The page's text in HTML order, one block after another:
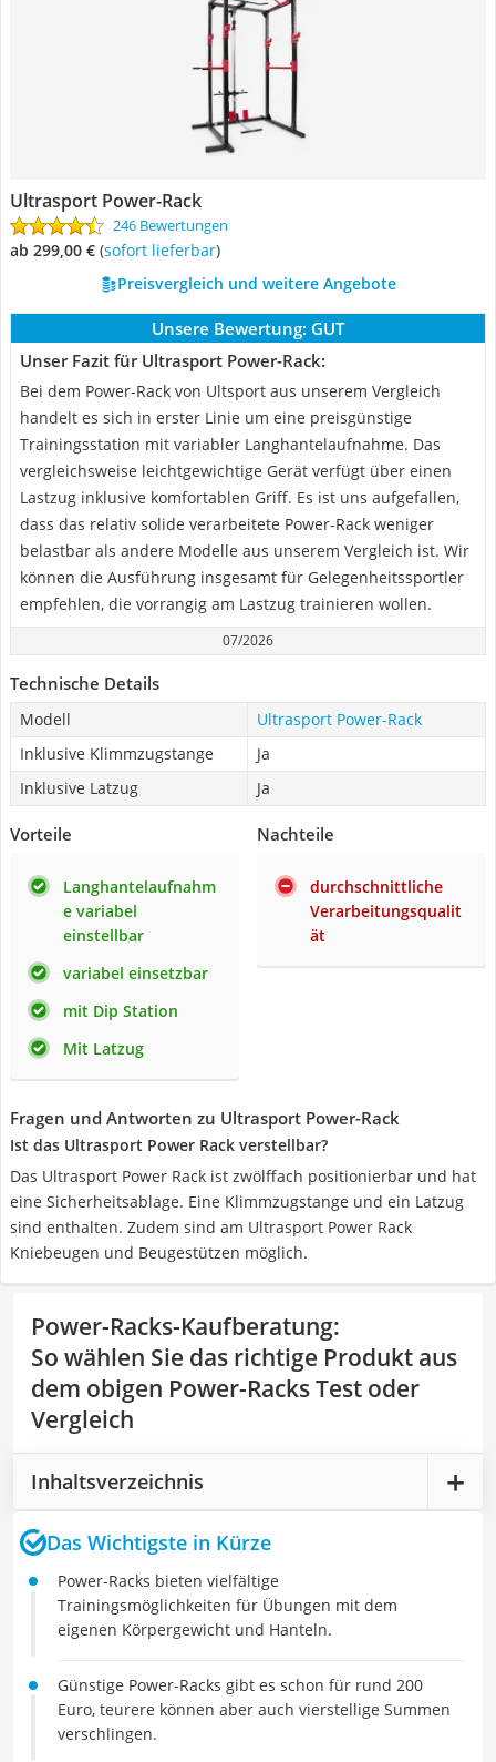
Ultrasport Power-Rack
246 Bewertungen
ab 299,00 € ( Sofort lieferbar)
Preisvergleich und weitere Angebote
Unsere Bewertung: GUT
Unser Fazit für Ultrasport Power-Rack:
Bei dem Power-Rack von Ultsport aus unserem Vergleich
handelt es sich in erster Linie um eine preisgünstige
Trainingsstation mit variabler Langhantelaufnahme. Das
vergleichsweise leichtgewichtige Gerät verfügt über einen
Lastzug inklusive komfortablen Griff. Es ist uns aufgefallen,
dass das relativ solide verarbeitete Power-Rack weniger
belastbar als andere Modelle aus unserem Vergleich ist. Wir
können die Ausführung insgesamt für Gelegenheitssportler
empfehlen, die vorrangig am Lastzug trainieren wollen.
07/2026
Technische Details
Modell
Ultrasport Power-Rack
Inklusive Klimmzugstange
Ja
Inklusive Latzug
Ja
Vorteile
Langhantelaufnahm
e variabel
einstellbar
variabel einsetzbar
mit Dip Station
Mit Latzug
Nachteile
durchschnittliche
Verarbeitungsqualit
ät
Fragen und Antworten zu Ultrasport Power-Rack
Ist das Ultrasport Power Rack verstellbar?
Das Ultrasport Power Rack ist zwölffach positionierbar und hat
eine Sicherheitsablage. Eine Klimmzugstange und ein Latzug
sind enthalten. Zudem sind am Ultrasport Power Rack
Kniebeugen und Beugestützen möglich.
Power-Racks-Kaufberatung:
So wählen Sie das richtige Produkt aus
dem obigen Power-Racks Test oder
Vergleich
Inhaltsverzeichnis
Das Wichtigste in Kürze
Power-Racks bieten vielfältige
Trainingsmöglichkeiten für Übungen mit dem
eigenen Körpergewicht und Hanteln.
Günstige Power-Racks gibt es schon für rund 200
Euro, teurere können aber auch vierstellige Summen
verschlingen.